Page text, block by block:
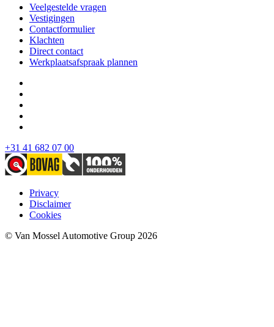
Veelgestelde vragen
Vestigingen
Contactformulier
Klachten
Direct contact
Werkplaatsafspraak plannen
+31 41 682 07 00
Privacy
Disclaimer
Cookies
© Van Mossel Automotive Group 2026